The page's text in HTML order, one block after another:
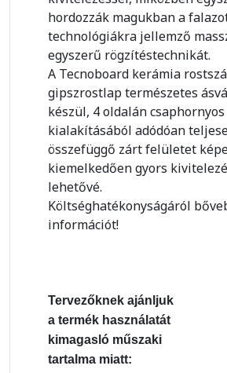
hordozzák magukban a
technológiákra jellemző
egyszerű rögzítéstechnikát.
A Tecnoboard kerámia
gipszrostlap természetes
készül, 4 oldalán csaphornyos
kialakításából adódóan
összefüggő zárt felületet
kiemelkedően gyors
lehetővé.
Költséghatékonyságáról
információt!
Tervezőknek ajánljuk
a termék használatát
kimagasló műszaki
tartalma miatt: